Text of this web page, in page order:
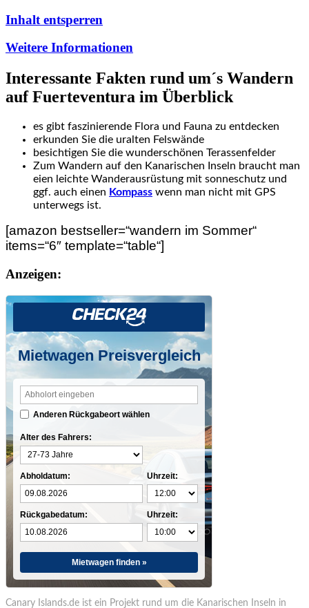
Inhalt entsperren
Weitere Informationen
Interessante Fakten rund um´s Wandern
auf Fuerteventura im Überblick
es gibt faszinierende Flora und Fauna zu entdecken
erkunden Sie die uralten Felswände
besichtigen Sie die wunderschönen Terassenfelder
Zum Wandern auf den Kanarischen Inseln braucht man
eien leichte Wanderausrüstung mit sonneschutz und
ggf. auch einen Kompass wenn man nicht mit GPS
unterwegs ist.
[amazon bestseller=“wandern im Sommer“
items=“6″ template=“table“]
Anzeigen:
Mietwagen Preisvergleich
Anderen Rückgabeort wählen
Alter des Fahrers:
Abholdatum:
Rückgabedatum:
Uhrzeit:
Uhrzeit:
Mietwagen finden »
Canary Islands.de ist ein Projekt rund um die Kanarischen Inseln in